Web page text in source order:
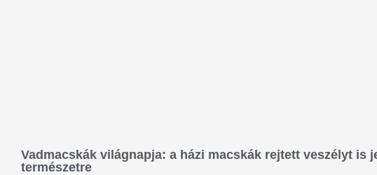
Vadmacskák világnapja: a házi macskák rejtett veszélyt is
természetre